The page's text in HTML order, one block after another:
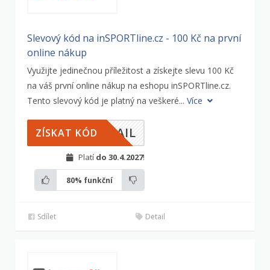
Slevový kód na inSPORTline.cz - 100 Kč na první
online nákup
Využijte jedinečnou příležitost a získejte slevu 100 Kč
na váš první online nákup na eshopu inSPORTline.cz.
Tento slevový kód je platný na veškeré... Více
MAIL
ZÍSKAT KÓD
Platí do 30.4.2027!
80% funkční
Sdílet Detail